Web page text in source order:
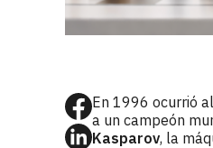
En 1996 ocurrió
a un campeón
Kasparov, la